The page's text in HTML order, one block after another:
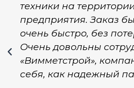
техники на
предприятия. Заказ
очень быстро, без
Очень довольны
«Вимметстрой»,
себя, как надежный